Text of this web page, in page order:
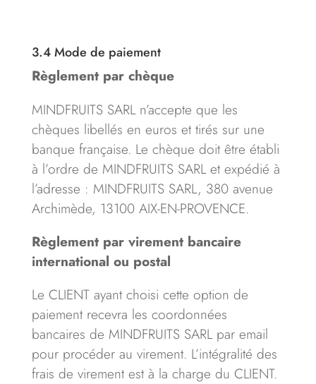
3.4 Mode de paiement
Règlement par chèque
MINDFRUITS SARL n’accepte que les
chèques libellés en euros et tirés sur une
banque française. Le chèque doit être établi
à l’ordre de MINDFRUITS SARL et expédié à
l’adresse : MINDFRUITS SARL, 380 avenue
Archimède, 13100 AIX-EN-PROVENCE.
Règlement par virement bancaire
international ou postal
Le CLIENT ayant choisi cette option de
paiement recevra les coordonnées
bancaires de MINDFRUITS SARL par email
pour procéder au virement. L’intégralité des
frais de virement est à la charge du CLIENT.